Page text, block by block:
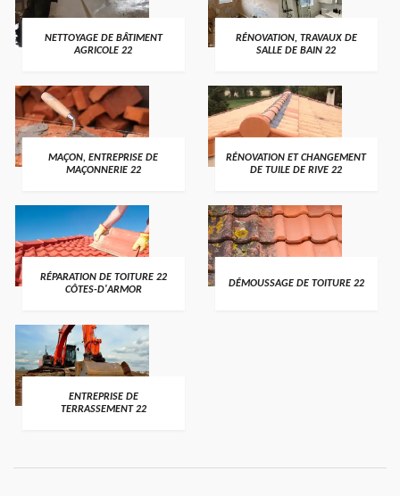
NETTOYAGE DE BÂTIMENT
AGRICOLE 22
RÉNOVATION, TRAVAUX DE
SALLE DE BAIN 22
MAÇON, ENTREPRISE DE
MAÇONNERIE 22
RÉNOVATION ET CHANGEMENT
DE TUILE DE RIVE 22
RÉPARATION DE TOITURE 22
CÔTES-D'ARMOR
DÉMOUSSAGE DE TOITURE 22
ENTREPRISE DE
TERRASSEMENT 22